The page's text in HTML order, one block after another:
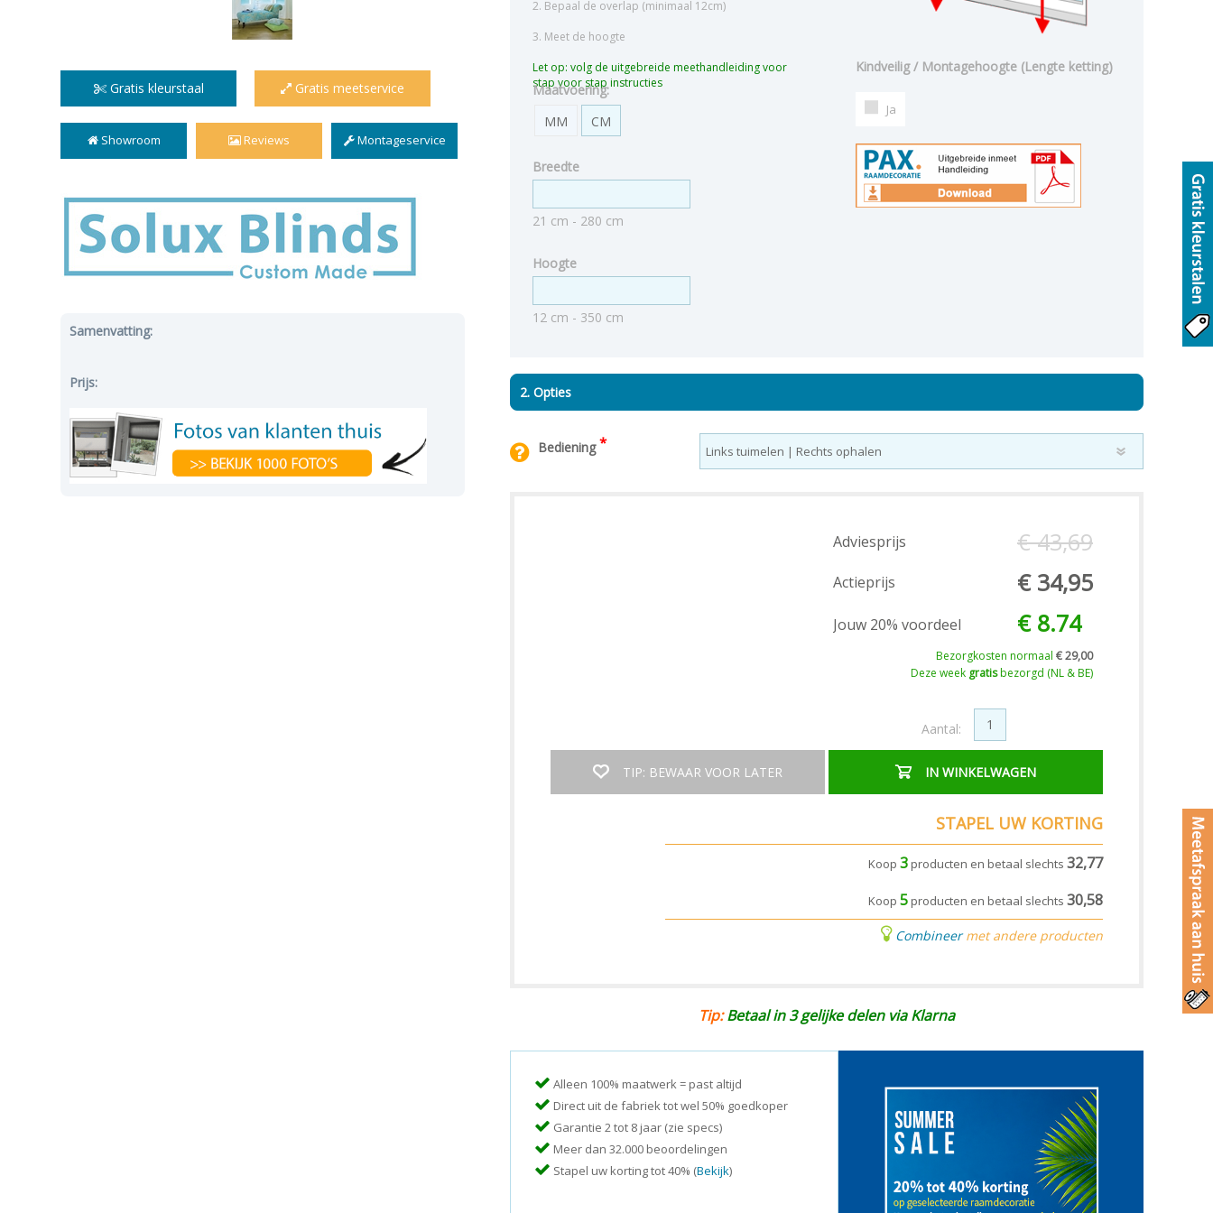
Gratis kleurstaal Gratis meetservice
Showroom Reviews Montageservice
Samenvatting:
Prijs:
2. Bepaal de overlap (minimaal 12cm)
3. Meet de hoogte
Let op: volg de uitgebreide meethandleiding voor
stap voor stap instructies
Maatvoering:
MM
CM
Breedte
21 cm - 280 cm
Hoogte
12 cm - 350 cm
Kindveilig / Montagehoogte (Lengte ketting)
Ja
2. Opties
Bediening*
Adviesprijs € 43,69
Actieprijs € 34,95
Jouw 20% voordeel € 8.74
Bezorgkosten normaal € 29,00
Deze week gratisbezorgd (NL & BE)
TIP: BEWAAR VOOR LATER
Aantal:
IN WINKELWAGEN
STAPEL UW KORTING
Koop 3 producten en betaal slechts 32,77
Koop 5 producten en betaal slechts 30,58
Combineermet andere producten
Tip:Betaal in 3 gelijke delen via Klarna
Alleen 100% maatwerk = past altijd
Direct uit de fabriek tot wel 50% goedkoper
Garantie 2 tot 8 jaar (zie specs)
Meer dan 32.000 beoordelingen
Stapel uw korting tot 40% (Bekijk)